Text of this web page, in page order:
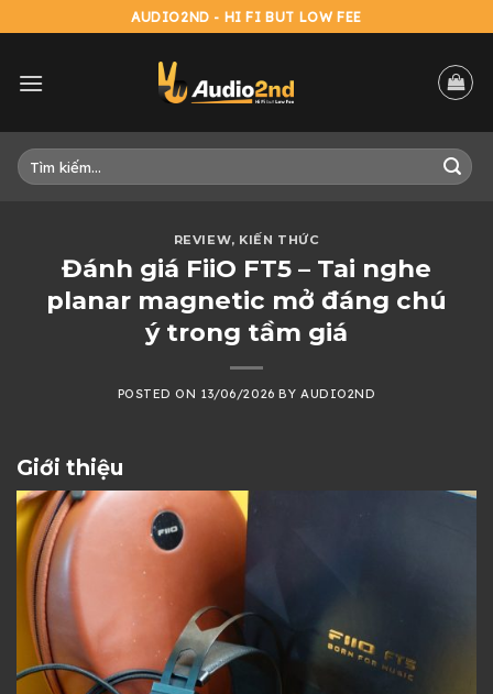
to
AUDIO2ND - HI FI BUT LOW FEE
Tìm
kiếm:
REVIEW, KIẾN THỨC
Đánh giá FiiO FT5 – Tai nghe
planar magnetic mở đáng chú
ý trong tầm giá
POSTED ON 13/06/2026 BY AUDIO2ND
Giới thiệu